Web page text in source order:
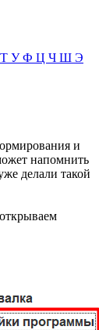
Т УФ Ц Ч Ш Э
и
напомнить
делали такой